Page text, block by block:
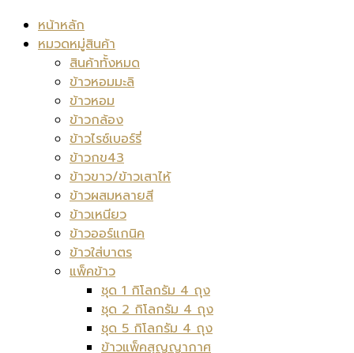
หน้าหลัก
หมวดหมู่สินค้า
สินค้าทั้งหมด
ข้าวหอมมะลิ
ข้าวหอม
ข้าวกล้อง
ข้าวไรซ์เบอร์รี่
ข้าวกข43
ข้าวขาว/ข้าวเสาไห้
ข้าวผสมหลายสี
ข้าวเหนียว
ข้าวออร์แกนิค
ข้าวใส่บาตร
แพ็คข้าว
ชุด 1 กิโลกรัม 4 ถุง
ชุด 2 กิโลกรัม 4 ถุง
ชุด 5 กิโลกรัม 4 ถุง
ข้าวแพ็คสุญญากาศ